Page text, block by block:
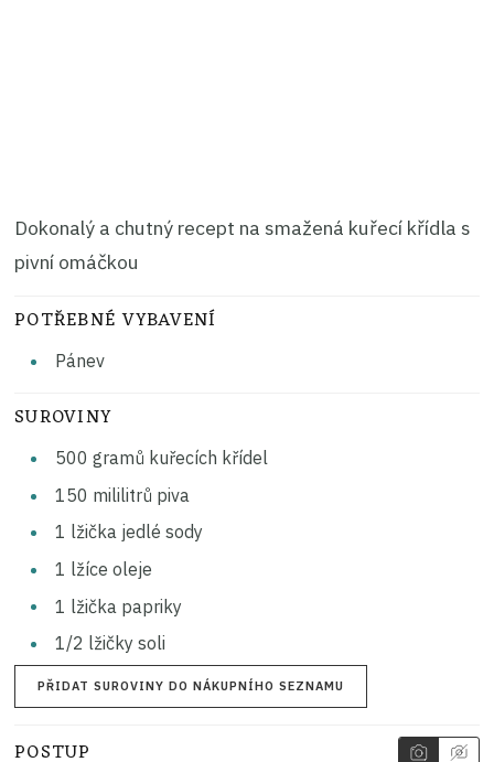
Dokonalý a chutný recept na smažená kuřecí křídla s
pivní omáčkou
POTŘEBNÉ VYBAVENÍ
Pánev
SUROVINY
500 gramů kuřecích křídel
150 mililitrů piva
1 lžička jedlé sody
1 lžíce oleje
1 lžička papriky
1/2 lžičky soli
PŘIDAT SUROVINY DO NÁKUPNÍHO SEZNAMU
POSTUP